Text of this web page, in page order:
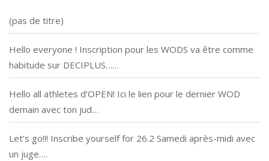
(pas de titre)
Hello everyone ! Inscription pour les WODS va être comme
habitude sur DECIPLUS……
Hello all athletes d’OPEN! Ici le lien pour le dernier WOD
demain avec ton jud…
Let’s go!!! Inscribe yourself for 26.2 Samedi après-midi avec
un juge….